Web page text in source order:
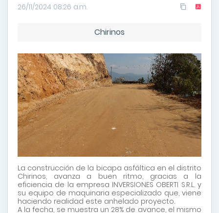
26/11/2024 08:26 a.m.
Chirinos
La construcción de la bicapa asfáltica en el distrito
Chirinos, avanza a buen ritmo, gracias a la
eficiencia de la empresa INVERSIONES OBERTI S.R.L. y
su equipo de maquinaria especializado que, viene
haciendo realidad este anhelado proyecto.
A la fecha, se muestra un 28% de avance, el mismo